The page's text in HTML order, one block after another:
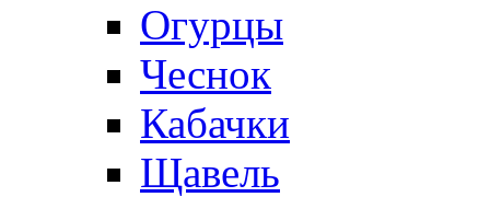
Огурцы
Чеснок
Кабачки
Щавель